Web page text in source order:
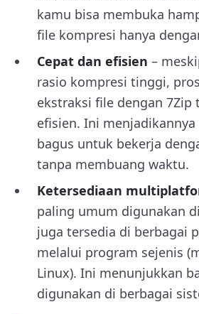
kamu bisa membuka
file kompresi hanya
Cepat dan efisien –
rasio kompresi tinggi,
ekstraksi file dengan 7Zip
efisien. Ini
bagus untuk bekerja
tanpa membuang waktu.
Ketersediaan
paling umum digunakan
juga tersedia di berbagai
melalui program sejenis
Linux). Ini menunjukkan
digunakan di berbagai